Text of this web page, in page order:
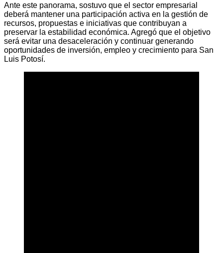
Ante este panorama, sostuvo que el sector empresarial
deberá mantener una participación activa en la gestión de
recursos, propuestas e iniciativas que contribuyan a
preservar la estabilidad económica. Agregó que el objetivo
será evitar una desaceleración y continuar generando
oportunidades de inversión, empleo y crecimiento para San
Luis Potosí.